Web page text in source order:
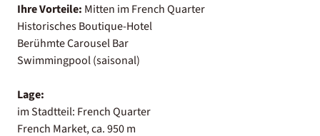
Ihre Vorteile: Mitten im French Quarter
Historisches Boutique-Hotel
Berühmte Carousel Bar
Swimmingpool (saisonal)
Lage:
im Stadtteil: French Quarter
French Market, ca. 950 m